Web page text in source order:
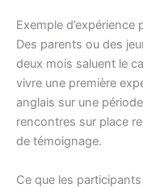
Exemple
Des parents ou des
deux mois saluent le
vivre une première
anglais sur une
rencontres sur place
de témoignage.
Ce que les